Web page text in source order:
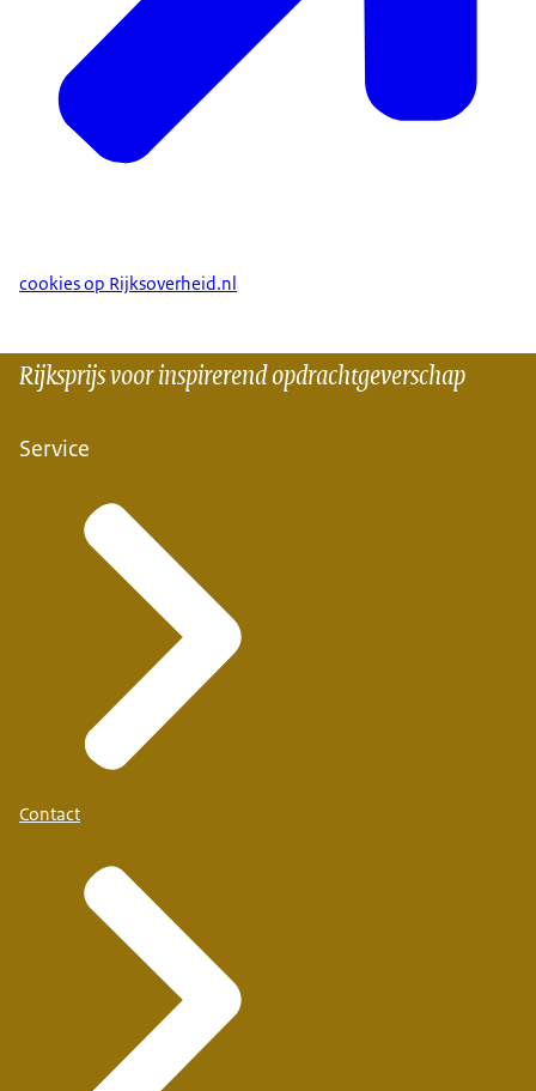
cookies op Rijksoverheid.nl
Rijksprijs voor inspirerend opdrachtgeverschap
Service
Contact